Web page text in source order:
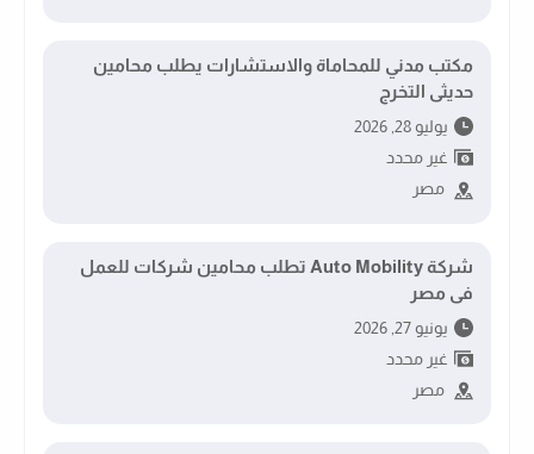
مكتب مدني للمحاماة والاستشارات يطلب محامين
حديثى التخرج
يوليو 28, 2026
غير محدد
مصر
شركة Auto Mobility تطلب محامين شركات للعمل
فى مصر
يونيو 27, 2026
غير محدد
مصر